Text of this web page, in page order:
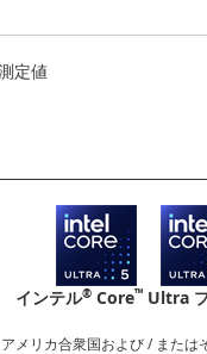
定値
インテル®Core™Ultra
リカ合衆国および / または